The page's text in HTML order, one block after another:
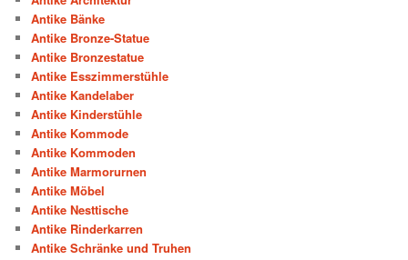
Antike Bänke
Antike Bronze-Statue
Antike Bronzestatue
Antike Esszimmerstühle
Antike Kandelaber
Antike Kinderstühle
Antike Kommode
Antike Kommoden
Antike Marmorurnen
Antike Möbel
Antike Nesttische
Antike Rinderkarren
Antike Schränke und Truhen